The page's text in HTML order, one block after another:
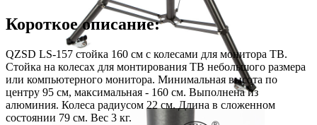
Короткое описание:
QZSD LS-157 стойка 160 см с колесами для монитора ТВ.
Стойка на колесах для монтирования ТВ небольшого размера
или компьютерного монитора. Минимальная высота по
центру 95 см, максимальная - 160 см. Выполнена из
алюминия. Колеса радиусом 22 см. Длина в сложенном
состоянии 79 см. Вес 3 кг.